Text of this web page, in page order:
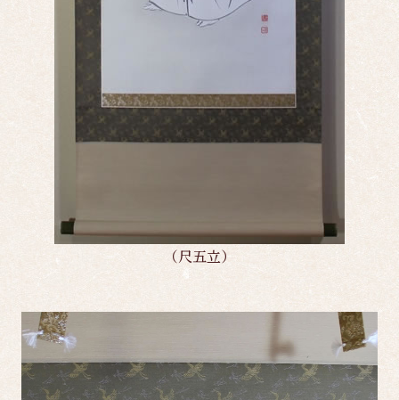
（尺五立）